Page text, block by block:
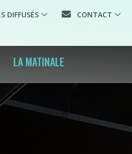
DIFFUSÉS
CONTACT
LA MATINALE